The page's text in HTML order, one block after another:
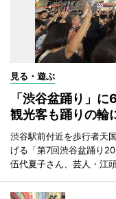
見る・遊ぶ
「渋谷盆踊り」
観光客も踊りの輪
渋谷駅前付近を歩行者天
げる「第7回渋谷盆踊り
伍代夏子さん、芸人・江